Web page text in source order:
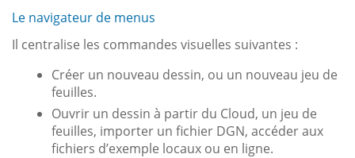
Le navigateur de menus
Il centralise les commandes visuelles suivantes :
Créer un nouveau dessin, ou un nouveau jeu de
feuilles.
Ouvrir un dessin à partir du Cloud, un jeu de
feuilles, importer un fichier DGN, accéder aux
fichiers d’exemple locaux ou en ligne.